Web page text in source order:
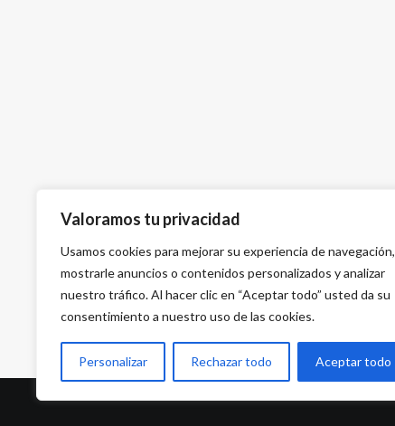
Valoramos tu privacidad
Usamos cookies para mejorar su experiencia de navegación,
mostrarle anuncios o contenidos personalizados y analizar
nuestro tráfico. Al hacer clic en “Aceptar todo” usted da su
consentimiento a nuestro uso de las cookies.
Personalizar Rechazar todo Aceptar todo